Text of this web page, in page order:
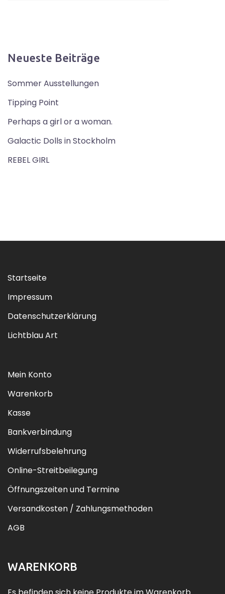
Neueste Beiträge
Sommer Ausstellungen
Tipping Point
Perhaps a girl or a woman.
Galactic Dolls in Stockholm
REBEL GIRL
Startseite
Impressum
Datenschutzerklärung
Lichtblau Art
Mein Konto
Warenkorb
Kasse
Bankverbindung
Widerrufsbelehrung
Online-Streitbeilegung
Öffnungszeiten und Termine
Versandkosten / Zahlungsmethoden
AGB
WARENKORB